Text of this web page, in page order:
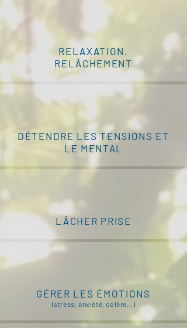
RELAXATION.
RELÂCHEMENT
DÉTENDRE LES TENSIONS ET
LE MENTAL
​LÂCHER PRISE
GÉRER LES ÉMOTIONS
(stress, anxiété, colère...)